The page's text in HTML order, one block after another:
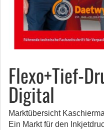
Flexo+Tief-
Digital
Marktübersicht
Ein Markt für den